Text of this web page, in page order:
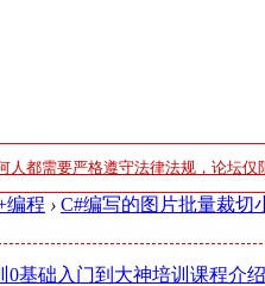
人都需要严格遵守法律法规，论坛
编程 › C#编写的图片批量裁切
0基础入门到大神培训课程介绍